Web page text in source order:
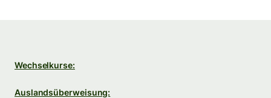
Wechselkurse:
Auslandsüberweisung: